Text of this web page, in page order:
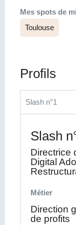
Mes spots de
Toulouse
Profils
Slash n°1
Slash
Directrice
Digital
Métier
Direction
de profits